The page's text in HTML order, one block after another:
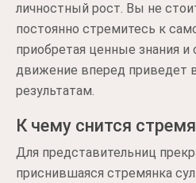
личностный рост. Вы не
постоянно стремитесь к
приобретая ценные знания
движение вперед приведет
результатам.
К чему снится
Для представительниц
приснившаяся стремянка